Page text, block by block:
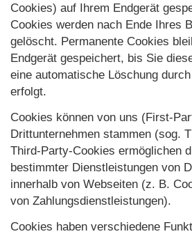
Cookies) auf Ihrem Endgerät
Cookies werden nach Ende Ihres
gelöscht. Permanente Cookies
Endgerät gespeichert, bis Sie
eine automatische Löschung
erfolgt.
Cookies können von uns (First-
Drittunternehmen stammen (sog.
Third-Party-Cookies ermöglichen
bestimmter Dienstleistungen von
innerhalb von Webseiten (z. B.
von Zahlungsdienstleistungen).
Cookies haben verschiedene